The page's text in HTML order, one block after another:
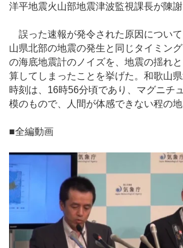
洋平地震火山部地震津波監視課長が陳謝
誤った速報が発令された原因につい
山県北部の地震の発生と同じタイミン
の海底地震計のノイズを、地震の揺れ
算してしまったことを挙げた。和歌山
時刻は、16時56分頃であり、マグニチ
模のもので、人間が体感できない程の地
■全編動画